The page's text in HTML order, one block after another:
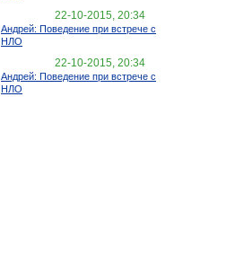
22-10-2015, 20:34
Андрей: Поведение при встрече с
НЛО
22-10-2015, 20:34
Андрей: Поведение при встрече с
НЛО